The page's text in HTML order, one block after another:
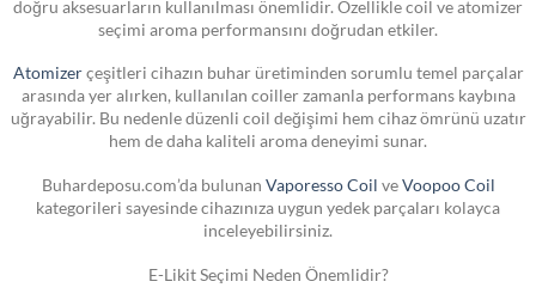
doğru aksesuarların kullanılması önemlidir. Özellikle coil ve atomizer
seçimi aroma performansını doğrudan etkiler.
Atomizerçeşitleri cihazın buhar üretiminden sorumlu temel parçalar
arasında yer alırken, kullanılan coiller zamanla performans kaybına
uğrayabilir. Bu nedenle düzenli coil değişimi hem cihaz ömrünü uzatır
hem de daha kaliteli aroma deneyimi sunar.
Buhardeposu.com’da bulunan Vaporesso Coil veVoopoo Coil
kategorileri sayesinde cihazınıza uygun yedek parçaları kolayca
inceleyebilirsiniz.
E-Likit Seçimi Neden Önemlidir?